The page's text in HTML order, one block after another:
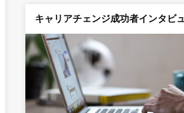
キャリアチェンジ成功者インタビ